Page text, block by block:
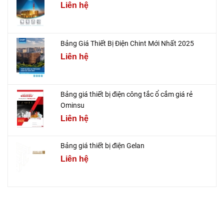
Liên hệ
Bảng Giá Thiết Bị Điện Chint Mới Nhất 2025
Liên hệ
Bảng giá thiết bị điện công tắc ổ cắm giá rẻ
Ominsu
Liên hệ
Bảng giá thiết bị điện Gelan
Liên hệ